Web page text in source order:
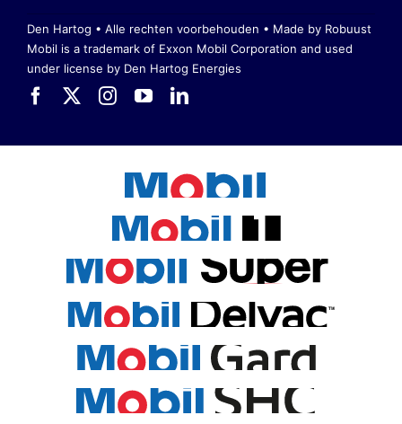
Den Hartog • Alle rechten voorbehouden • Made by Robuust
Mobil is a trademark of Exxon Mobil Corporation and used
under license by Den Hartog Energies